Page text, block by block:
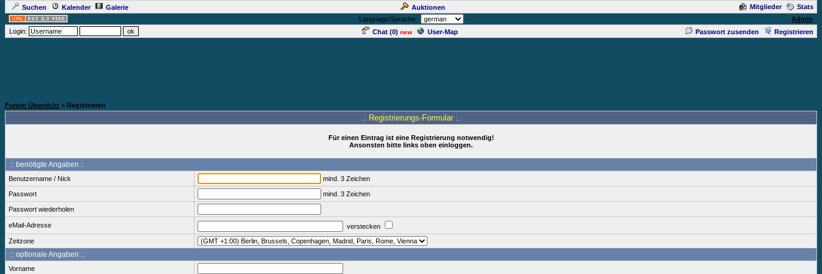
Suchen Kalender Galerie Auktionen Mitglieder
Stats
Language/Sprache:
Admin
Login:
Chat (0) new User-Map Passwort zusenden Registrieren
Forum Übersicht » Registrieren
.: Registrierungs-Formular :.
Für einen Eintrag ist eine Registrierung notwendig!
Ansonsten bitte links oben einloggen.
:: benötigte Angaben :.
Benutzername / Nick mind. 3 Zeichen
Passwort mind. 3 Zeichen
Passwort wiederholen
eMail-Adresse
verstecken
Zeitzone
:: optionale Angaben :.
Vorname